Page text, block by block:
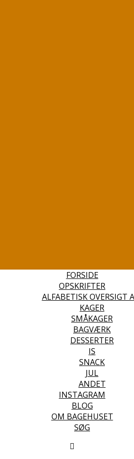
FORSIDE
OPSKRIFTER
ALFABETISK OVERSIGT
KAGER
SMÅKAGER
BAGVÆRK
DESSERTER
IS
SNACK
JUL
ANDET
INSTAGRAM
BLOG
OM BAGEHUSET
SØG